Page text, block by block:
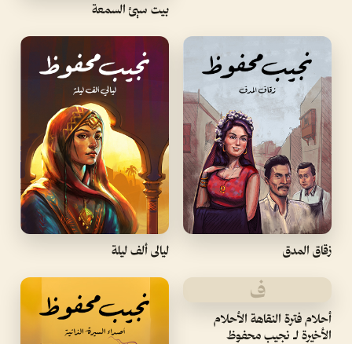
بيت سيئ السمعة
زقاق المدق ليالى ألف ليلة
ف
أحلام فترة النقاهة الأحلام
الأخيرة لـ نجيب محفوظ